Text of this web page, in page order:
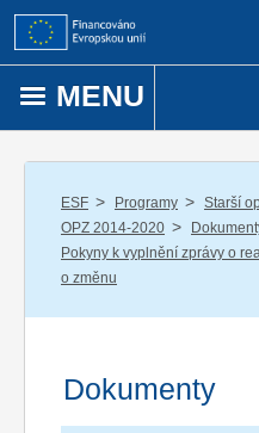
Přejít k obsahu
MENU
ESF / Programy / Starší
OPZ 2014-2020 /
Pokyny k vyplnění zprávy o
o změnu
Dokumenty